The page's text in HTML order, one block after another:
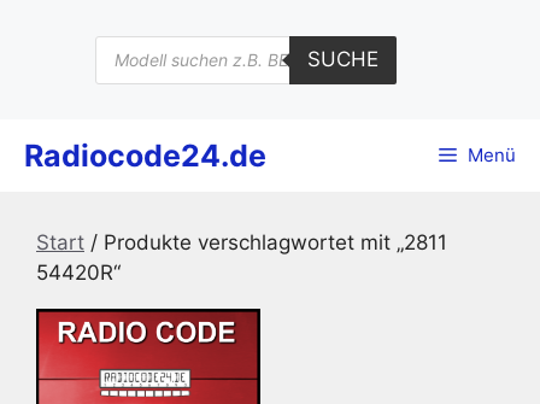
Products
search
SUCHE
Radiocode24.de Menü
Start / Produkte verschlagwortet mit „2811
54420R“